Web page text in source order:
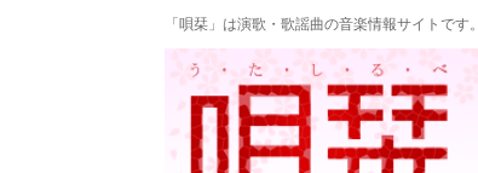
「唄栞」は演歌・歌謡曲の音楽情報サイトです。